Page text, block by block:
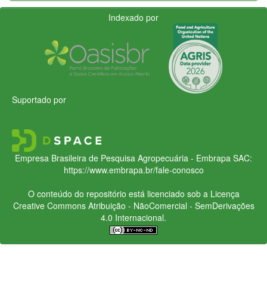
Indexado por
Suportado por
Empresa Brasileira de Pesquisa Agropecuária - Embrapa SAC:
https://www.embrapa.br/fale-conosco
O conteúdo do repositório está licenciado sob a Licença
Creative CommonsAtribuição - NãoComercial - SemDerivações
4.0 Internacional.